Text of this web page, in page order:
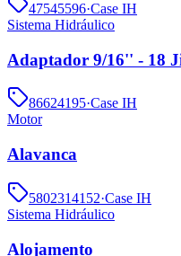
47545596·Case IH
Sistema Hidráulico
Adaptador 9/16'' - 18
86624195·Case IH
Motor
Alavanca
5802314152·Case IH
Sistema Hidráulico
Alojamento